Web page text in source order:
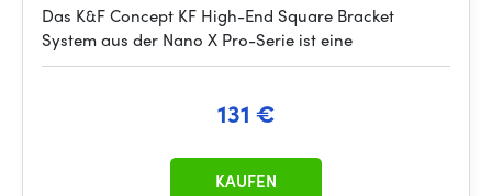
Das K&F Concept KF High-End Square Bracket
System aus der Nano X Pro-Serie ist eine
131 €
KAUFEN